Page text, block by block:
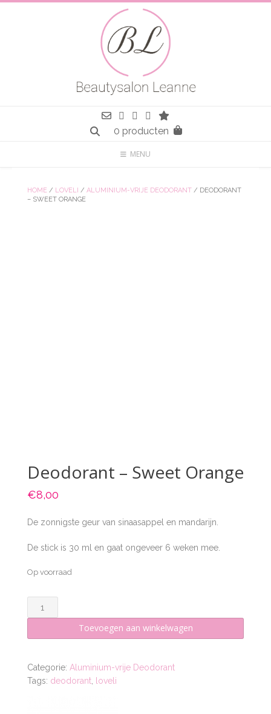
0 producten
MENU
HOME / LOVELI / ALUMINIUM-VRIJE DEODORANT / DEODORANT
– SWEET ORANGE
Deodorant – Sweet Orange
€8,00
De zonnigste geur van sinaasappel en mandarijn.
De stick is 30 ml en gaat ongeveer 6 weken mee.
Op voorraad
-
Toevoegen aan winkelwagen
Categorie: Aluminium-vrije Deodorant
Tags: deodorant loveli